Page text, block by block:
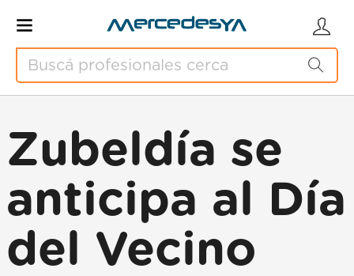
Zubeldía se
anticipa al Día
del Vecino